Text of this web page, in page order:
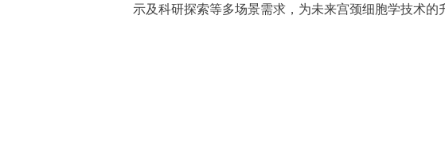
示及科研探索等多场景需求，为未来宫颈细胞学技术的